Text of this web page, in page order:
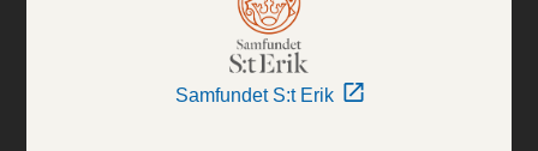
Samfundet S:t Erik